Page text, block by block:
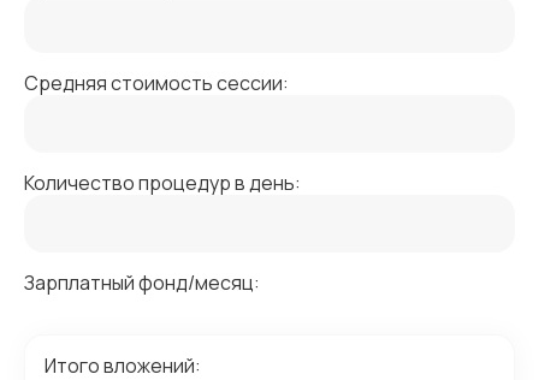
Средняя стоимость сессии:
Количество процедур в день:
Зарплатный фонд/месяц:
Итого вложений: